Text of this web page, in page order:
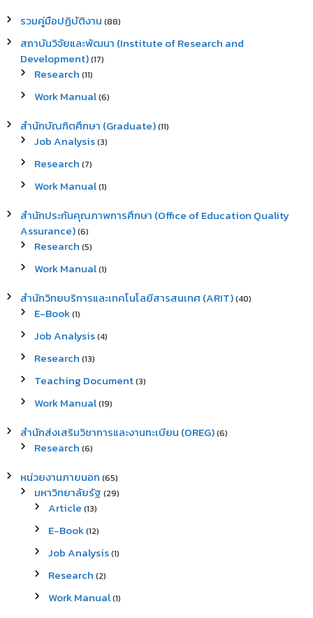
รวมคู่มือปฏิบัติงาน (88)
สถาบันวิจัยและพัฒนา (Institute of Research and
Development)(17)
Research (11)
Work Manual(6)
สำนักบัณฑิตศึกษา (Graduate)(11)
Job Analysis(3)
Research (7)
Work Manual(1)
สำนักประกันคุณภาพการศึกษา (Office of Education Quality
Assurance)(6)
Research (5)
Work Manual(1)
สำนักวิทยบริการและเทคโนโลยีสารสนเทศ (ARIT)(40)
E-Book(1)
Job Analysis(4)
Research (13)
Teaching Document(3)
Work Manual(19)
สำนักส่งเสริมวิชาการและงานทะเบียน (OREG)(6)
Research (6)
หน่วยงานภายนอก (65)
มหาวิทยาลัยรัฐ (29)
Article (13)
E-Book(12)
Job Analysis(1)
Research (2)
Work Manual(1)